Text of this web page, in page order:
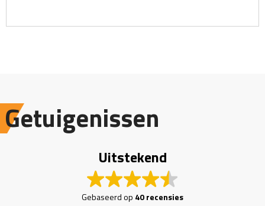
Getuigenissen
Uitstekend
Gebaseerd op 40 recensies